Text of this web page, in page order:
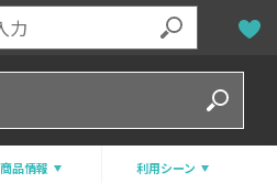
商品情報 利用シーン